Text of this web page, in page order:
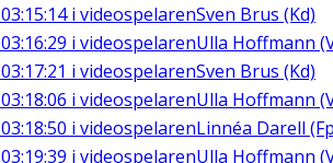
03:15:14i videospelarenSven Brus (Kd)
03:16:29 i videospelarenUlla Hoffmann
03:17:21 i videospelarenSven Brus (Kd)
03:18:06 i videospelarenUlla Hoffmann
03:18:50 i videospelarenLinnéa Darell
03:19:39 i videospelarenUlla Hoffmann